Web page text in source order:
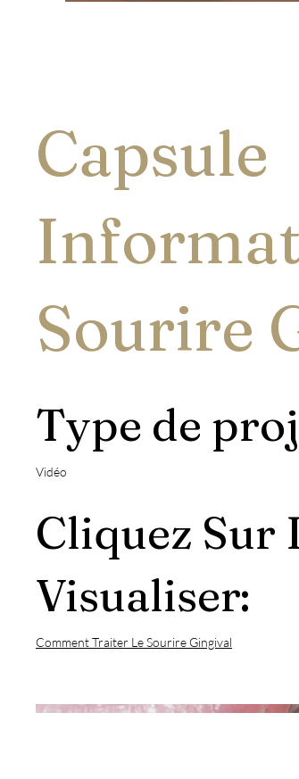
Capsule
Sourire
Type de
Vidéo
Cliquez Sur
Visualiser:
Comment Traiter Le Sourire Gingival